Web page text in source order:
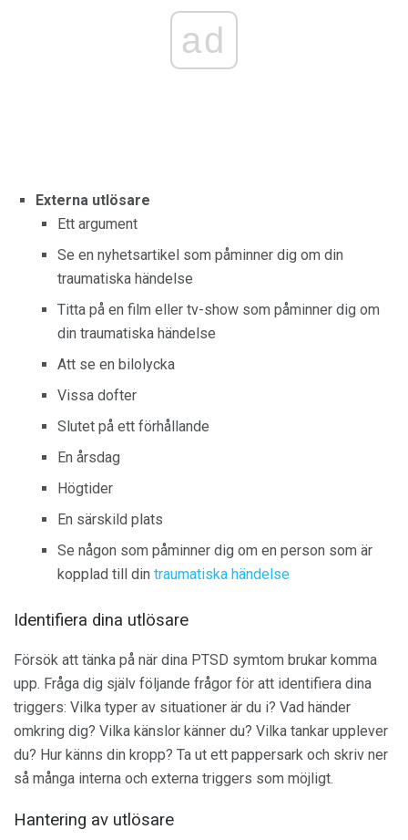
ad
Externa utlösare
Ett argument
Se en nyhetsartikel som påminner dig om din
traumatiska händelse
Titta på en film eller tv-show som påminner dig om
din traumatiska händelse
Att se en bilolycka
Vissa dofter
Slutet på ett förhållande
En årsdag
Högtider
En särskild plats
Se någon som påminner dig om en person som är
kopplad till din traumatiska händelse
Identifiera dina utlösare
Försök att tänka på när dina PTSD symtom brukar komma
upp. Fråga dig själv följande frågor för att identifiera dina
triggers: Vilka typer av situationer är du i? Vad händer
omkring dig? Vilka känslor känner du? Vilka tankar upplever
du? Hur känns din kropp? Ta ut ett pappersark och skriv ner
så många interna och externa triggers som möjligt.
Hantering av utlösare